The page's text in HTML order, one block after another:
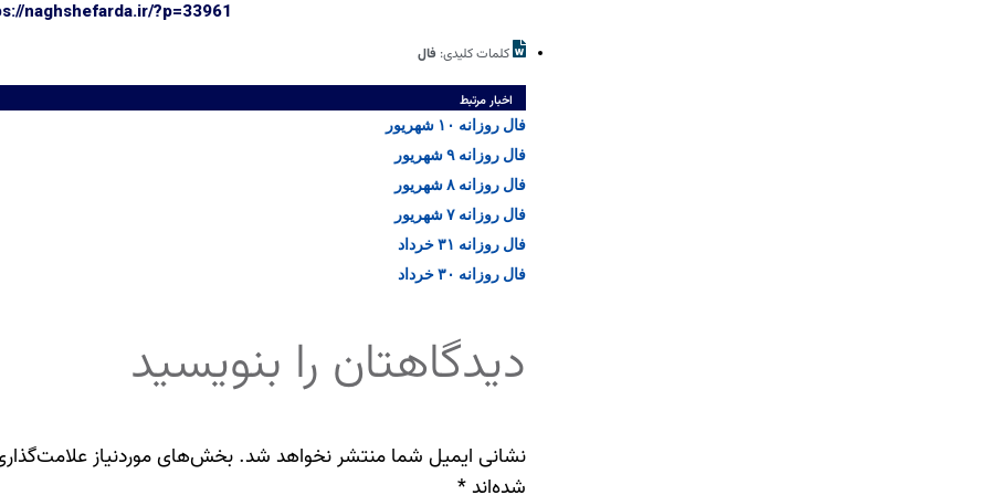
naghshefarda.ir/?p=33961
کلمات کلیدی: فال
اخبار مرتبط
فال روزانه ۱۰ شهریور
فال روزانه ۹ شهریور
فال روزانه ۸ شهریور
فال روزانه ۷ شهریور
فال روزانه ۳۱ خرداد
فال روزانه ۳۰ خرداد
دیدگاهتان را بنویسید
نشانی ایمیل شما منتشر نخواهد شد. بخش‌های موردنیاز
شده‌اند*